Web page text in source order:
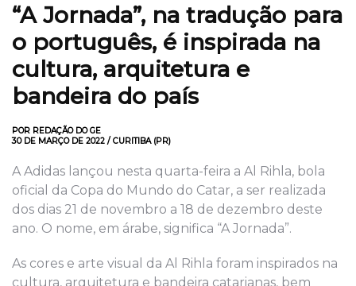
“A Jornada”, na tradução para
o português, é inspirada na
cultura, arquitetura e
bandeira do país
POR REDAÇÃO DO GE
30 DE MARÇO DE 2022 / CURITIBA (PR)
A Adidas lançou nesta quarta-feira a Al Rihla, bola
oficial da Copa do Mundo do Catar, a ser realizada
dos dias 21 de novembro a 18 de dezembro deste
ano. O nome, em árabe, significa “A Jornada”.
As cores e arte visual da Al Rihla foram inspirados na
cultura, arquitetura e bandeira catarianas, bem